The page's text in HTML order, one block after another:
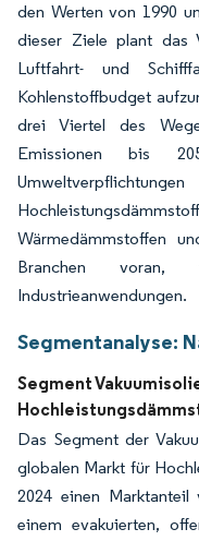
den Werten von 1990
dieser Ziele plant das
Luftfahrt- und
Kohlenstoffbudget
drei Viertel des
Emissionen bis
Wärmedämmstoffen
Branchen
Industrieanwendungen.
Segmentanalyse:
Segment
Das Segment der
globalen Markt für
2024 einen
einem evakuierten,